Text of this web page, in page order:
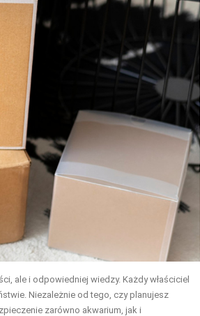
ale i odpowiedniej wiedzy. Każdy właściciel
Niezależnie od tego, czy planujesz
zarówno akwarium, jak i